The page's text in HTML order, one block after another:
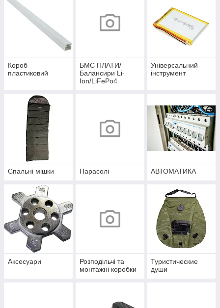
Короб
пластиковий
БМС ПЛАТИ/
Балансири Li-
Ion/LiFePo4
Універсальний
інструмент
Спальні мішки Парасолі АВТОМАТИКА
Аксесуари
Розподільчі та
монтажні коробки
Туристические
души